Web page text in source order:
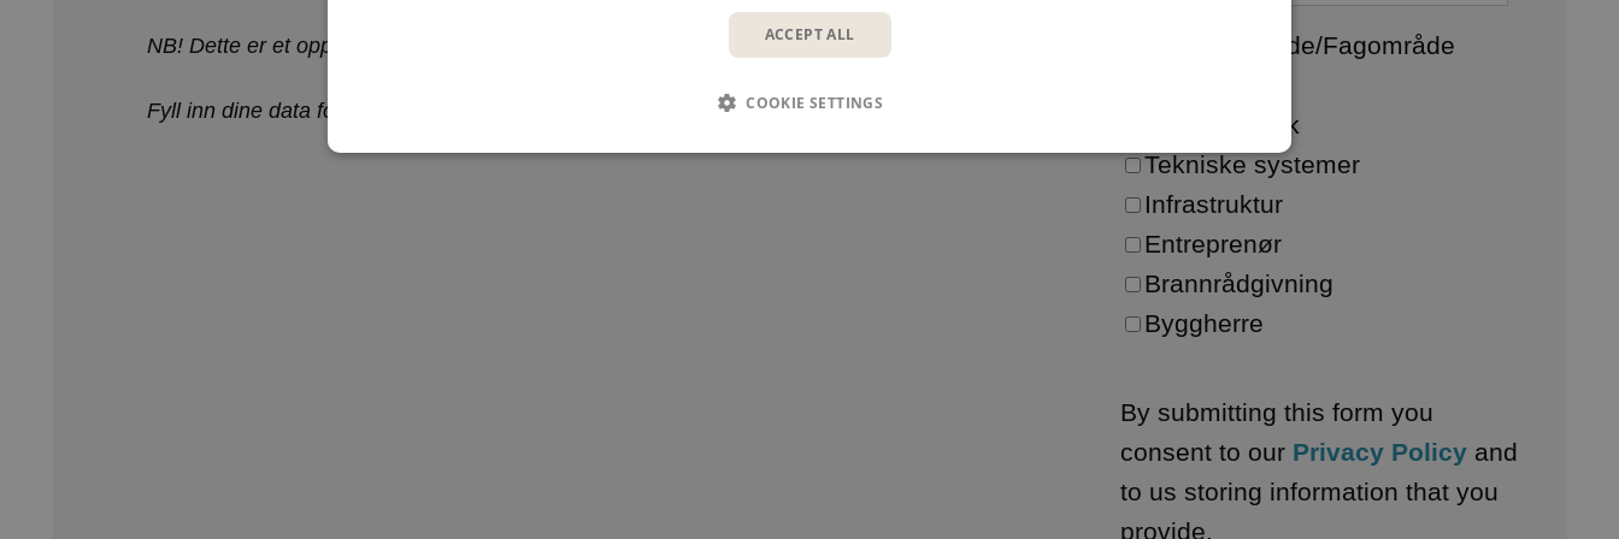
NB! Dette er et opptak. Webinaret holdes av Thorbjörn Hoverberg på svensk.
Fyll inn dine data for å få tilgang til opptak av webinaret:
Interesseområde/Fagområde
Byggeteknikk
Tekniske systemer
Infrastruktur
Entreprenør
Brannrådgivning
Byggherre
By submitting this form you
consent to our Privacy Policyand
to us storing information that you
provide.
ACCEPT ALL
COOKIE SETTINGS